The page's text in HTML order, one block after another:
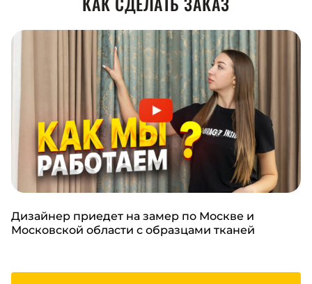
Дизайнер приедет на замер по Москве и
Московской области с образцами тканей